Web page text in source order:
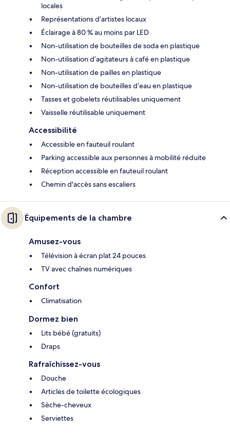
locales
Représentations d’artistes locaux
Éclairage à 80 % au moins par LED
Non-utilisation de bouteilles de soda en plastique
Non-utilisation d’agitateurs à café en plastique
Non-utilisation de pailles en plastique
Non-utilisation de bouteilles d’eau en plastique
Tasses et gobelets réutilisables uniquement
Vaisselle réutilisable uniquement
Accessibilité
Accessible en fauteuil roulant
Parking accessible aux personnes à mobilité réduite
Réception accessible en fauteuil roulant
Chemin d'accès sans escaliers
Équipements de la chambre
Amusez-vous
Télévision à écran plat 24 pouces
TV avec chaînes numériques
Confort
Climatisation
Dormez bien
Lits bébé (gratuits)
Draps
Rafraîchissez-vous
Douche
Articles de toilette écologiques
Sèche-cheveux
Serviettes